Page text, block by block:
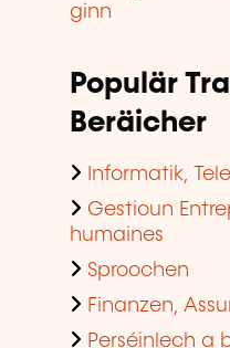
ginn
Populär
Beräicher
Informatik,
Gestioun
humaines
Sproochen
Finanzen,
Perséinlech a